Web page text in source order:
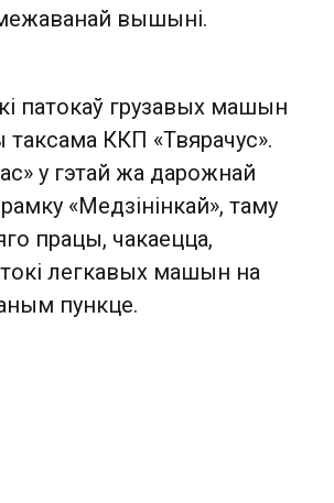
вышыні.
патокаў грузавых машын
ККП «Твярачус».
у гэтай жа дарожнай
«Медзінінкай», таму
працы, чакаецца,
легкавых машын на
пункце.